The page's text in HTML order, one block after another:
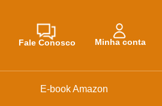
Fale Conosco Minha conta
E-book Amazon